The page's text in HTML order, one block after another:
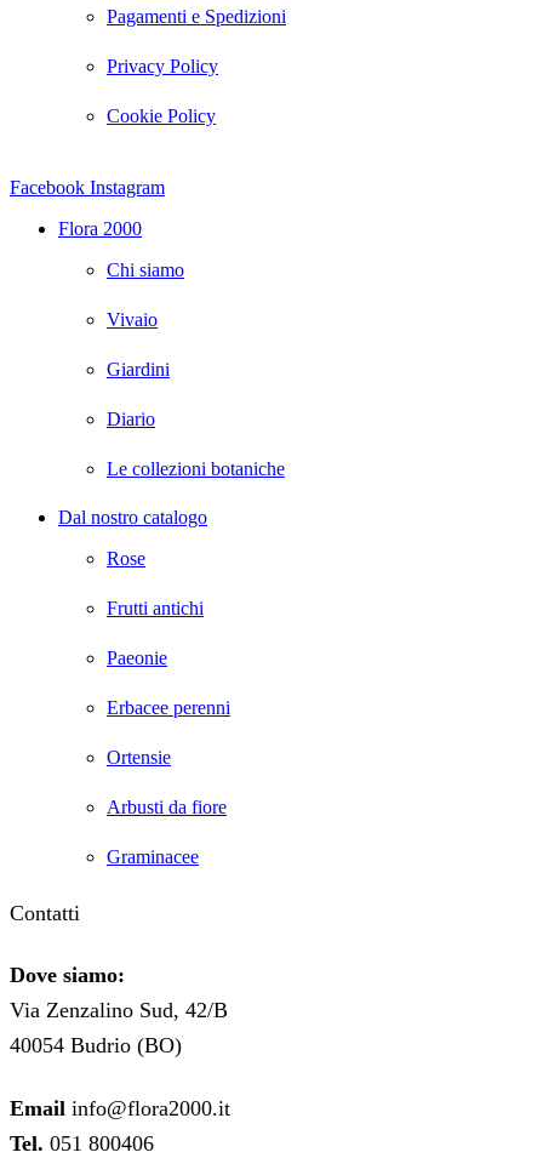
Pagamenti e Spedizioni
Privacy Policy
Cookie Policy
Facebook Instagram
Flora 2000
Chi siamo
Vivaio
Giardini
Diario
Le collezioni botaniche
Dal nostro catalogo
Rose
Frutti antichi
Paeonie
Erbacee perenni
Ortensie
Arbusti da fiore
Graminacee
Contatti
Dove siamo:
Via Zenzalino Sud, 42/B
40054 Budrio (BO)
Email info@flora2000.it
Tel. 051 800406